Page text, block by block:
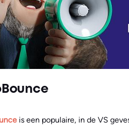
is een populaire, in de VS